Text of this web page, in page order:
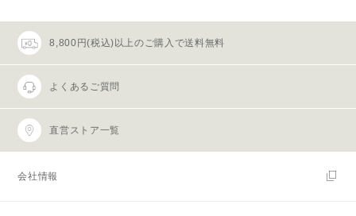
8,800円(税込)以上のご購入で送料無料
よくあるご質問
直営ストア一覧
会社情報